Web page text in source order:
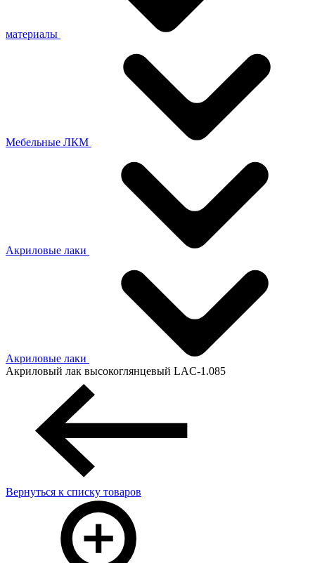
материалы
Мебельные ЛКМ
Акриловые лаки
Акриловые лаки
Акриловый лак высокоглянцевый LAC-1.085
Вернуться к списку товаров